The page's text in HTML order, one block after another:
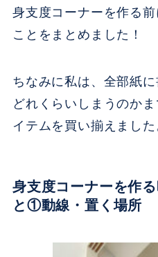
身支度コーナーを作る
ことをまとめました！
ちなみに私は、全部紙
どれくらいしまうのか
イテムを買い揃えました
身支度コーナーを作
と①動線・置く場所